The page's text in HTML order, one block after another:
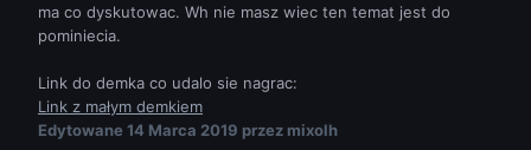
ma co dyskutowac. Wh nie masz wiec ten temat jest do
pominiecia.
Link do demka co udalo sie nagrac:
Link z małym demkiem
Edytowane 14 Marca 2019 przez mixolh